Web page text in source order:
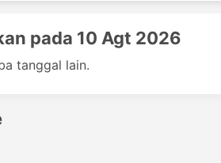
pada 10 Agt 2026
tanggal lain.